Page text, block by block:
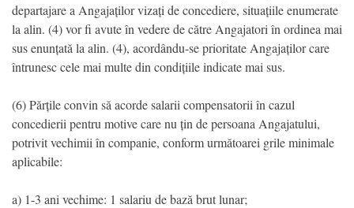
departajare a Angajaților vizați de concediere, situațiile enumerate
la alin. (4) vor fi avute în vedere de către Angajatori în ordinea mai
sus enunțată la alin. (4), acordându-se prioritate Angajaților care
întrunesc cele mai multe din condițiile indicate mai sus.
(6) Părțile convin să acorde salarii compensatorii în cazul
concedierii pentru motive care nu țin de persoana Angajatului,
potrivit vechimii în companie, conform următoarei grile minimale
aplicabile:
a) 1-3 ani vechime: 1 salariu de bază brut lunar;